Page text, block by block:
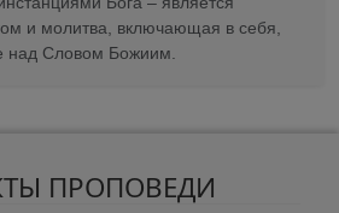
и молитва, включающая в себя,
над Словом Божиим.
ПРОПОВЕДИ